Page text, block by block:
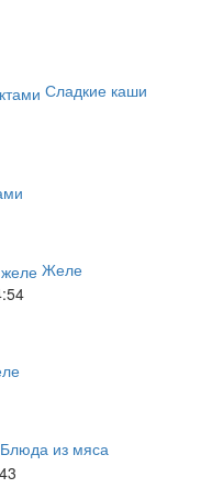
Сладкие каши
Желе
Блюда из мяса